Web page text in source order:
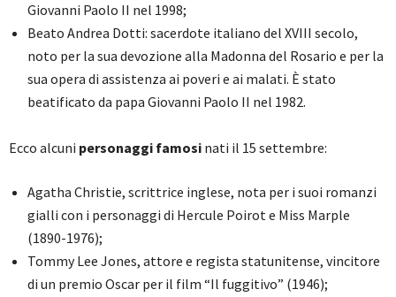
Giovanni Paolo II nel 1998;
Beato Andrea Dotti: sacerdote italiano del XVIII secolo,
noto per la sua devozione alla Madonna del Rosario e per la
sua opera di assistenza ai poveri e ai malati. È stato
beatificato da papa Giovanni Paolo II nel 1982.
Ecco alcuni personaggi famosi nati il 15 settembre:
Agatha Christie, scrittrice inglese, nota per i suoi romanzi
gialli con i personaggi di Hercule Poirot e Miss Marple
(1890-1976);
Tommy Lee Jones, attore e regista statunitense, vincitore
di un premio Oscar per il film “Il fuggitivo” (1946);